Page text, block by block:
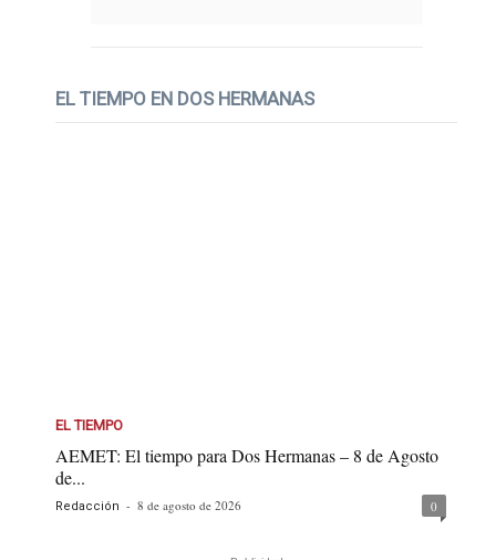
EL TIEMPO EN DOS HERMANAS
EL TIEMPO
AEMET: El tiempo para Dos Hermanas – 8 de Agosto
de...
Redacción - 8 de agosto de 2026 0